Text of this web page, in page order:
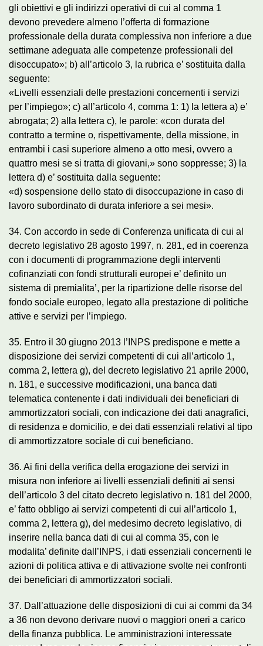
gli obiettivi e gli indirizzi operativi di cui al comma 1
devono prevedere almeno l’offerta di formazione
professionale della durata complessiva non inferiore a due
settimane adeguata alle competenze professionali del
disoccupato»; b) all’articolo 3, la rubrica e’ sostituita dalla
seguente:
«Livelli essenziali delle prestazioni concernenti i servizi
per l’impiego»; c) all’articolo 4, comma 1: 1) la lettera a) e’
abrogata; 2) alla lettera c), le parole: «con durata del
contratto a termine o, rispettivamente, della missione, in
entrambi i casi superiore almeno a otto mesi, ovvero a
quattro mesi se si tratta di giovani,» sono soppresse; 3) la
lettera d) e’ sostituita dalla seguente:
«d) sospensione dello stato di disoccupazione in caso di
lavoro subordinato di durata inferiore a sei mesi».
34. Con accordo in sede di Conferenza unificata di cui al
decreto legislativo 28 agosto 1997, n. 281, ed in coerenza
con i documenti di programmazione degli interventi
cofinanziati con fondi strutturali europei e’ definito un
sistema di premialita’, per la ripartizione delle risorse del
fondo sociale europeo, legato alla prestazione di politiche
attive e servizi per l’impiego.
35. Entro il 30 giugno 2013 l’INPS predispone e mette a
disposizione dei servizi competenti di cui all’articolo 1,
comma 2, lettera g), del decreto legislativo 21 aprile 2000,
n. 181, e successive modificazioni, una banca dati
telematica contenente i dati individuali dei beneficiari di
ammortizzatori sociali, con indicazione dei dati anagrafici,
di residenza e domicilio, e dei dati essenziali relativi al tipo
di ammortizzatore sociale di cui beneficiano.
36. Ai fini della verifica della erogazione dei servizi in
misura non inferiore ai livelli essenziali definiti ai sensi
dell’articolo 3 del citato decreto legislativo n. 181 del 2000,
e’ fatto obbligo ai servizi competenti di cui all’articolo 1,
comma 2, lettera g), del medesimo decreto legislativo, di
inserire nella banca dati di cui al comma 35, con le
modalita’ definite dall’INPS, i dati essenziali concernenti le
azioni di politica attiva e di attivazione svolte nei confronti
dei beneficiari di ammortizzatori sociali.
37. Dall’attuazione delle disposizioni di cui ai commi da 34
a 36 non devono derivare nuovi o maggiori oneri a carico
della finanza pubblica. Le amministrazioni interessate